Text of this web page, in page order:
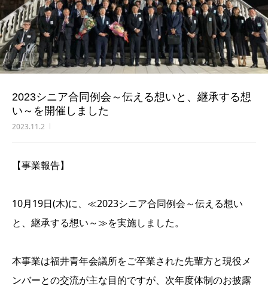
2023シニア合同例会～伝える想いと、継承する想
い～を開催しました
2023.11.2
【事業報告】
10月19日(木)に、≪2023シニア合同例会～伝える想い
と、継承する想い～≫を実施しました。
本事業は福井青年会議所をご卒業された先輩方と現役メ
ンバーとの交流が主な目的ですが、次年度体制のお披露